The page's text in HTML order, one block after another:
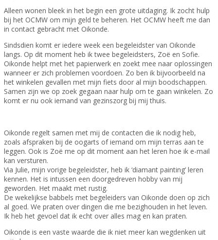
Alleen wonen bleek in het begin een grote uitdaging. Ik zocht hulp
bij het OCMW om mijn geld te beheren. Het OCMW heeft me dan
in contact gebracht met Oikonde.
Sindsdien komt er iedere week een begeleidster van Oikonde
langs. Op dit moment heb ik twee begeleidsters, Zoë en Sofie.
Oikonde helpt met het papierwerk en zoekt mee naar oplossingen
wanneer er zich problemen voordoen. Zo ben ik bijvoorbeeld na
het winkelen gevallen met mijn fiets door al mijn boodschappen.
Samen zijn we op zoek gegaan naar hulp om te gaan winkelen. Zo
komt er nu ook iemand van gezinszorg bij mij thuis.
Oikonde regelt samen met mij de contacten die ik nodig heb,
zoals afspraken bij de oogarts of iemand om mijn terras aan te
leggen. Ook is Zoë me op dit moment aan het leren hoe ik e-mail
kan versturen.
Via Julie, mijn vorige begeleidster, heb ik ‘diamant painting’ leren
kennen. Het is intussen een doorgedreven hobby van mij
geworden. Het maakt met rustig.
De wekelijkse babbels met begeleiders van Oikonde doen op zich
al goed. We praten over dingen die me bezighouden in het leven.
Ik heb het gevoel dat ik echt over alles mag en kan praten.
Oikonde is een vaste waarde die ik niet meer kan wegdenken uit